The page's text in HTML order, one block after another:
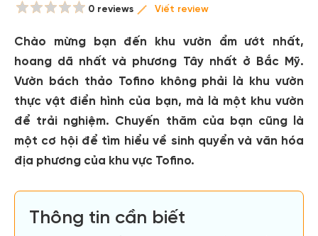
0 reviews Viết review
Chào mừng bạn đến khu vườn ẩm ướt nhất,
hoang dã nhất và phương Tây nhất ở Bắc Mỹ.
Vườn bách thảo Tofino không phải là khu vườn
thực vật điển hình của bạn, mà là một khu vườn
để trải nghiệm. Chuyến thăm của bạn cũng là
một cơ hội để tìm hiểu về sinh quyển và văn hóa
địa phương của khu vực Tofino.
Thông tin cần biết